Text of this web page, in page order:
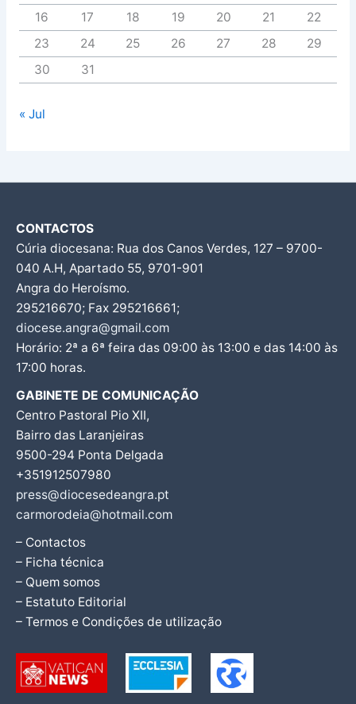
16
17 18 19 20 21
22
23
24 25 26 27 28
29
30
31
« Jul
CONTACTOS
Cúria diocesana: Rua dos Canos Verdes, 127 – 9700-
040 A.H, Apartado 55, 9701-901
Angra do Heroísmo.
295216670; Fax 295216661;
diocese.angra@gmail.com
Horário: 2ª a 6ª feira das 09:00 às 13:00 e das 14:00 às
17:00 horas.
GABINETE DE COMUNICAÇÃO
Centro Pastoral Pio XII,
Bairro das Laranjeiras
9500-294 Ponta Delgada
+351912507980
press@diocesedeangra.pt
carmorodeia@hotmail.com
– Contactos
– Ficha técnica
– Quem somos
– Estatuto Editorial
– Termos e Condições de utilização